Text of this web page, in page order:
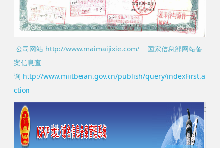
公司网站 http://www.maimaijixie.com/ 国家信息部网站备
案信息查
询 http://www.miitbeian.gov.cn/publish/query/indexFirst.a
ction